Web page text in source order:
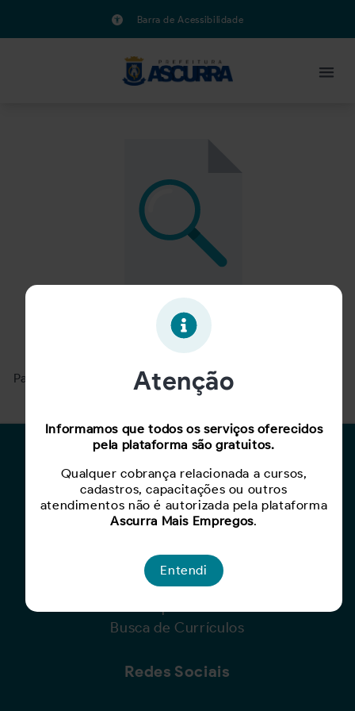
Barra de Acessibilidade
Oportunidade expirada!
Para ver mais, acesse a páginaBuscar Oportunidades.
Busca de Oportunidades
Cadastro de Currículo
Capacite-se
Para Empresas
Busca de Currículos
Redes Sociais
Atenção
Informamos que todos os serviços oferecidos
pela plataforma são gratuitos.
Qualquer cobrança relacionada a cursos,
cadastros, capacitações ou outros
atendimentos não é autorizada pela plataforma
Ascurra Mais Empregos.
Entendi